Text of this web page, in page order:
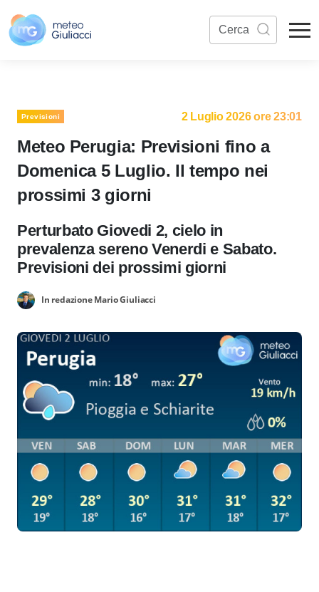
Previsioni 2 Luglio 2026 ore 23:01
Meteo Perugia: Previsioni fino a
Domenica 5 Luglio. Il tempo nei
prossimi 3 giorni
Perturbato Giovedi 2, cielo in
prevalenza sereno Venerdi e Sabato.
Previsioni dei prossimi giorni
In redazione Mario Giuliacci